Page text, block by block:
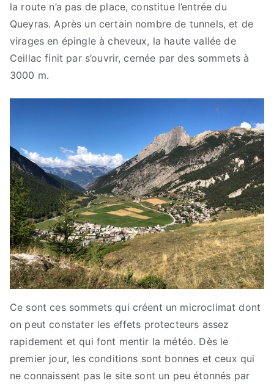
la route n’a pas de place, constitue l’entrée du
Queyras. Après un certain nombre de tunnels, et de
virages en épingle à cheveux, la haute vallée de
Ceillac finit par s’ouvrir, cernée par des sommets à
3000 m.
Ce sont ces sommets qui créent un microclimat dont
on peut constater les effets protecteurs assez
rapidement et qui font mentir la météo. Dès le
premier jour, les conditions sont bonnes et ceux qui
ne connaissent pas le site sont un peu étonnés par